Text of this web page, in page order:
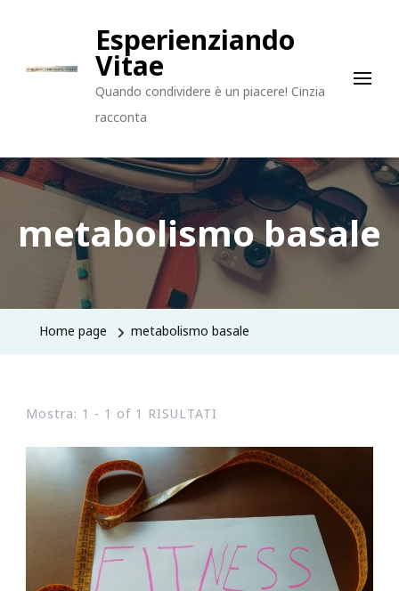
Esperienziando
Vitae
Quando condividere è un piacere! Cinzia
racconta
metabolismo basale
Home page metabolismo basale
Mostra: 1 - 1 of 1 RISULTATI